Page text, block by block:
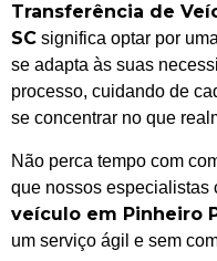
Transferência de
SC significa optar por
se adapta às suas
processo, cuidando de
se concentrar no que
Não perca tempo com
que nossos especialistas
veículo em Pinheiro
um serviço ágil e sem